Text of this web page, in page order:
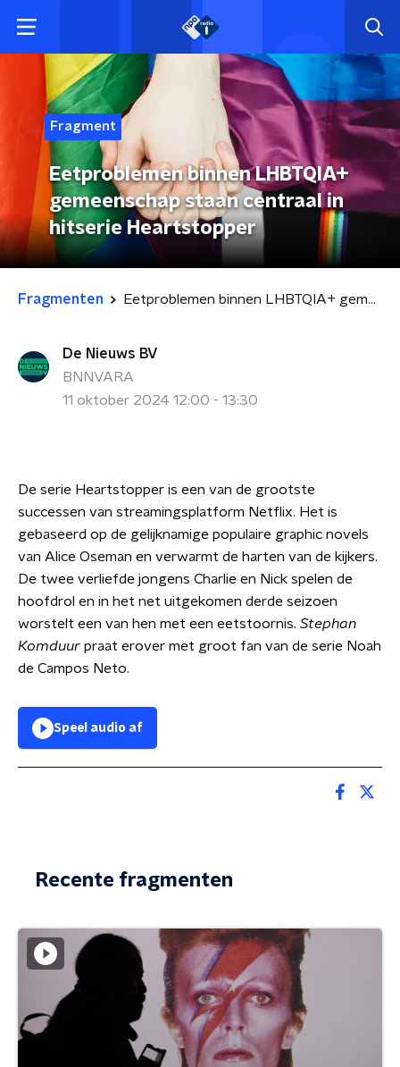
Fragment
Eetproblemen binnen LHBTQIA+
gemeenschap staan centraal in
hitserie Heartstopper
Fragmenten Eetproblemen binnen LHBTQIA+ gemeenschap staan centraal in hitserie Heartstopper
De Nieuws BV
BNNVARA
11 oktober 2024 12:00 - 13:30
De serie Heartstopper is een van de grootste
successen van streamingsplatform Netflix. Het is
gebaseerd op de gelijknamige populaire graphic novels
van Alice Oseman en verwarmt de harten van de kijkers.
De twee verliefde jongens Charlie en Nick spelen de
hoofdrol en in het net uitgekomen derde seizoen
worstelt een van hen met een eetstoornis. Stephan
Komduur praat erover met groot fan van de serie Noah
de Campos Neto.
Speel audio af
Recente fragmenten